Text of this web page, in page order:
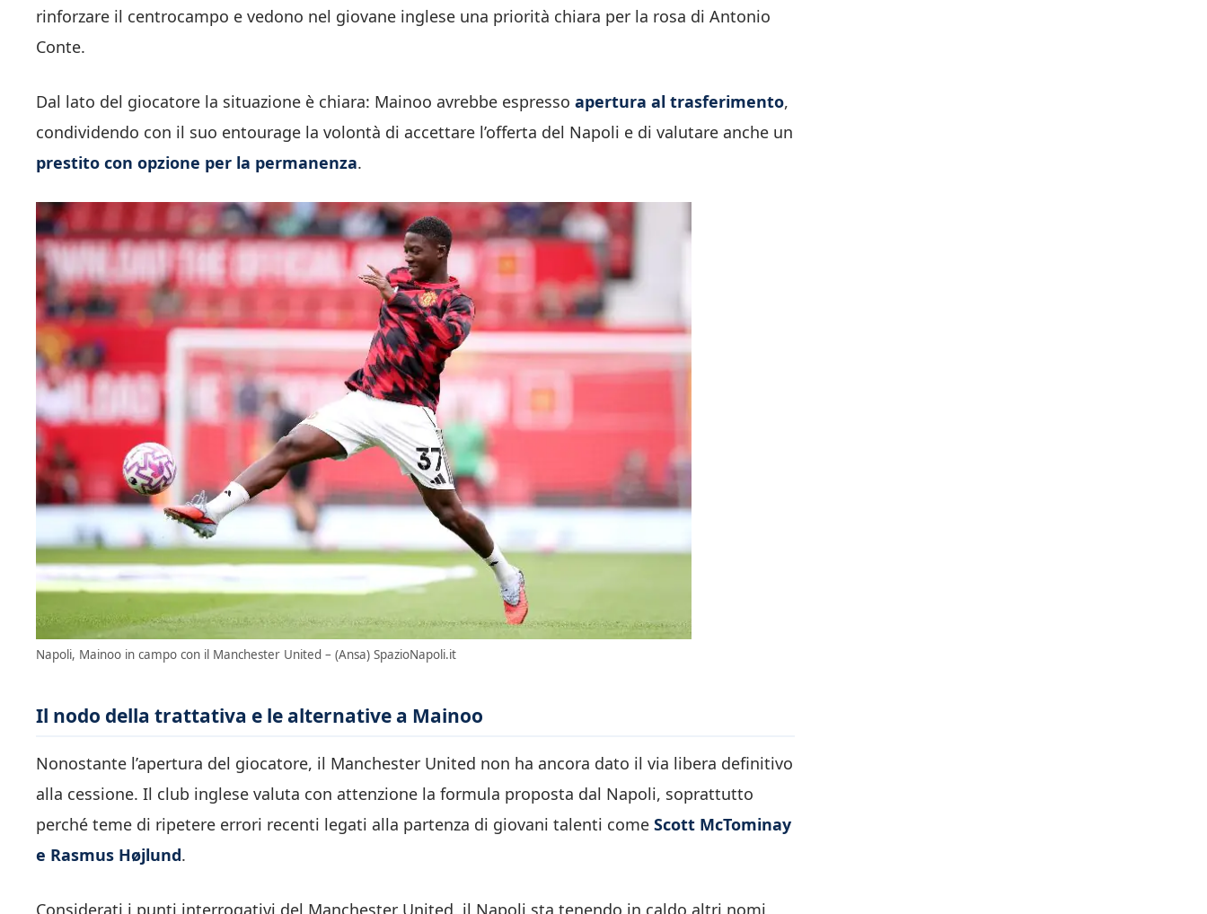
rinforzare il centrocampo e vedono nel giovane inglese una priorità chiara per la rosa di Antonio
Conte.
Dal lato del giocatore la situazione è chiara: Mainoo avrebbe espresso apertura al trasferimento,
condividendo con il suo entourage la volontà di accettare l’offerta del Napoli e di valutare anche un
prestito con opzione per la permanenza.
Napoli, Mainoo in campo con il Manchester United – (Ansa) SpazioNapoli.it
Il nodo della trattativa e le alternative a Mainoo
Nonostante l’apertura del giocatore, il Manchester United non ha ancora dato il via libera definitivo
alla cessione. Il club inglese valuta con attenzione la formula proposta dal Napoli, soprattutto
perché teme di ripetere errori recenti legati alla partenza di giovani talenti come Scott McTominay
e Rasmus Højlund.
Considerati i punti interrogativi del Manchester United, il Napoli sta tenendo in caldo altri nomi